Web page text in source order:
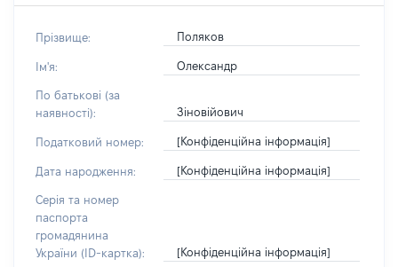
Прізвище: Поляков
Ім'я: Олександр
По батькові (за
наявності):
Зіновійович
Податковий номер: [Конфіденційна інформація]
Дата народження: [Конфіденційна інформація]
Серія та номер
паспорта
громадянина
України (ID-картка):
[Конфіденційна інформація]